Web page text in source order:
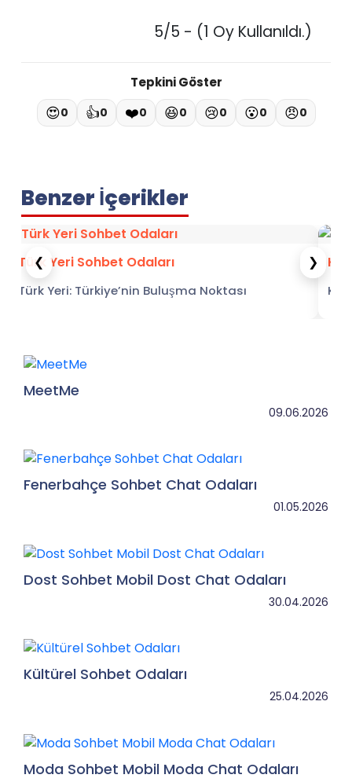
5/5 - (1 Oy Kullanıldı.)
Tepkini Göster
😍0 👍0 ❤️0 😆0 😢0 😮0 😠0
Benzer İçerikler
Yeri Sohbet Odaları
Yeri: Türkiye’nin Buluşma Noktası
vakit geçirmek için
❮ ❯
MeetMe
09.06.2026
Fenerbahçe Sohbet Chat Odaları
01.05.2026
Dost Sohbet Mobil Dost Chat Odaları
30.04.2026
Kültürel Sohbet Odaları
25.04.2026
Moda Sohbet Mobil Moda Chat Odaları